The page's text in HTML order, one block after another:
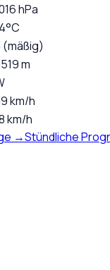
hPa
(mäßig)
m
km/h
km/h
→Stündliche